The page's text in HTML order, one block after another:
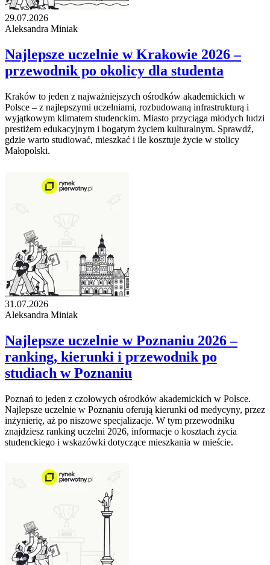
29.07.2026
Aleksandra Miniak
Najlepsze uczelnie w Krakowie 2026 –
przewodnik po okolicy dla studenta
Kraków to jeden z najważniejszych ośrodków akademickich w
Polsce – z najlepszymi uczelniami, rozbudowaną infrastrukturą i
wyjątkowym klimatem studenckim. Miasto przyciąga młodych ludzi
prestiżem edukacyjnym i bogatym życiem kulturalnym. Sprawdź,
gdzie warto studiować, mieszkać i ile kosztuje życie w stolicy
Małopolski.
31.07.2026
Aleksandra Miniak
Najlepsze uczelnie w Poznaniu 2026 –
ranking, kierunki i przewodnik po
studiach w Poznaniu
Poznań to jeden z czołowych ośrodków akademickich w Polsce.
Najlepsze uczelnie w Poznaniu oferują kierunki od medycyny, przez
inżynierię, aż po niszowe specjalizacje. W tym przewodniku
znajdziesz ranking uczelni 2026, informacje o kosztach życia
studenckiego i wskazówki dotyczące mieszkania w mieście.